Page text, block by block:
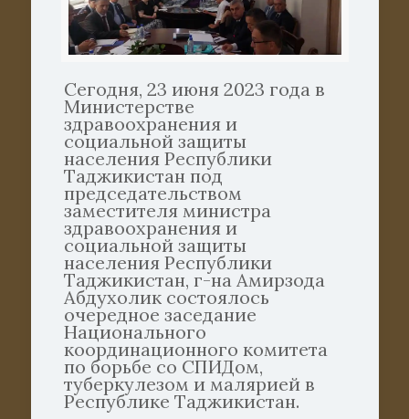
Сегодня, 23 июня 2023 года в
Министерстве
здравоохранения и
социальной защиты
населения Республики
Таджикистан под
председательством
заместителя министра
здравоохранения и
социальной защиты
населения Республики
Таджикистан, г-на Амирзода
Абдухолик состоялось
очередное заседание
Национального
координационного комитета
по борьбе со СПИДом,
туберкулезом и малярией в
Республике Таджикистан.